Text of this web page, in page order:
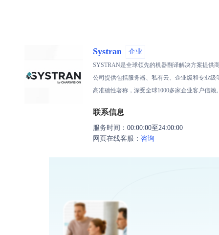
Systran 企业
SYSTRAN是全球领先的机器翻译解决方案提供
公司提供包括服务器、私有云、企业级和专业
高准确性著称，深受全球1000多家企业客户信赖
联系信息
服务时间： 00:00:00至24:00:00
网页在线客服： 咨询